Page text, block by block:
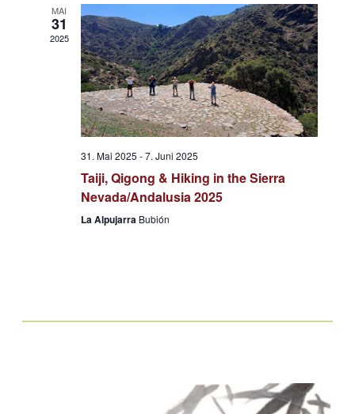
MAI
31
2025
31. Mai 2025 -7. Juni 2025
Taiji, Qigong & Hiking in the Sierra
Nevada/Andalusia 2025
La Alpujarra Bubión